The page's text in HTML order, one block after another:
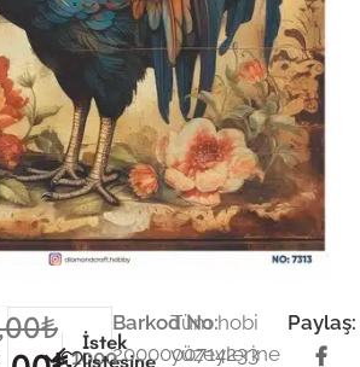
tıklayın
₺
1000
İstek
listesine
Barkod No:
2000000714233
Tüm hobi
yüzeylerine
Paylaş: